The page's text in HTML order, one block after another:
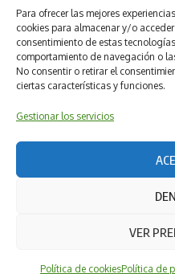
Para ofrecer las mejores
cookies para almacenar y/o
consentimiento de estas
comportamiento de navegación o
No consentir o retirar el
ciertas características y funciones.
Gestionar los servicios
VER
Política de cookiesPolítica de
Términos de uso.
que la estrategia de…
DERECHOS RESERVADOS
Política de